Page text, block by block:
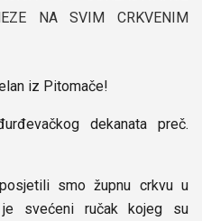
NA SVIM CRKVENIM
iz Pitomače!
dekanata preč.
smo župnu crkvu u
svećeni ručak kojeg su